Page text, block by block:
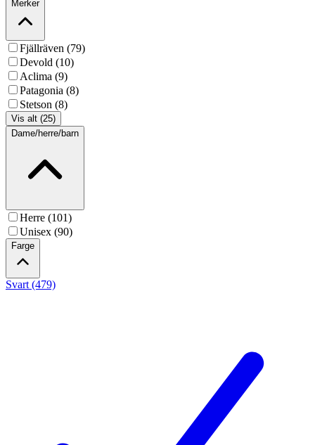
Merker
Fjällräven (79)
Devold (10)
Aclima (9)
Patagonia (8)
Stetson (8)
Vis alt (25)
Dame/herre/barn
Herre (101)
Unisex (90)
Farge
Svart (479)